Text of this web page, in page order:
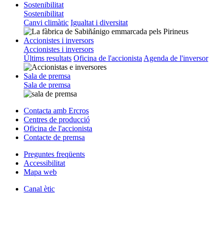
Sostenibilitat
Sostenibilitat
Canvi climàtic Igualtat i diversitat
Accionistes i inversors
Accionistes i inversors
Últims resultats Oficina de l'accionista Agenda de l'inversor
Sala de premsa
Sala de premsa
Contacta amb Ercros
Centres de producció
Oficina de l'accionista
Contacte de premsa
Preguntes freqüents
Accessibilitat
Mapa web
Canal ètic